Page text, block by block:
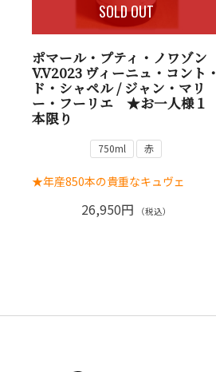
SOLD OUT
ポマール・プティ・ノワゾン
V.V2023 ヴィーニュ・コント・
ド・シャペル / ジャン・マリ
ー・フーリエ ★お一人様１
本限り
750ml 赤
★年産850本の貴重なキュヴェ
26,950円 （税込）